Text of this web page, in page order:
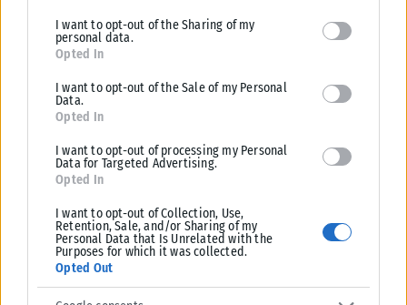
deny consent to Google and its third-party tags to use your data
for below specified purposes in below Google consent section.
I want to opt-out of the Sharing of my
personal data.
Opted In
I want to opt-out of the Sale of my Personal
Data.
Opted In
I want to opt-out of processing my Personal
Data for Targeted Advertising.
Opted In
I want to opt-out of Collection, Use,
Retention, Sale, and/or Sharing of my
Personal Data that Is Unrelated with the
Purposes for which it was collected.
Opted Out
ΕΛΛΆΔΑ
Υπουργείο Κλιματικής Κρίσης: Ενέργειες για την κρατική
αρωγή προς τους πυρόπληκτους
Σε εξέλιξη βρίσκονται οι διαδικασίες κρατικής αρωγής για τις περιοχές
που επλήγησαν από τις πρόσφατες πυρκαγιές, με τις αρμόδιες αρχές...